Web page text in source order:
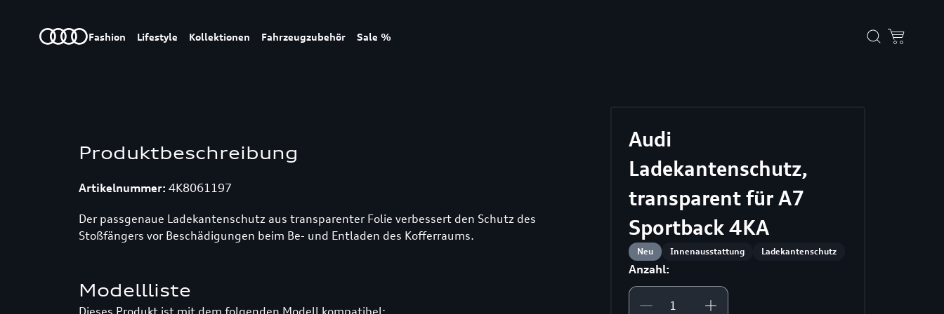
Fashion Lifestyle Kollektionen Fahrzeugzubehör Sale %
Produktbeschreibung
Artikelnummer: 4K8061197
Der passgenaue Ladekantenschutz aus transparenter Folie verbessert den Schutz des
Stoßfängers vor Beschädigungen beim Be- und Entladen des Kofferraums.
Modellliste
Dieses Produkt ist mit dem folgenden Modell kompatibel:
Audi
Ladekantenschutz,
transparent für A7
Sportback 4KA
Neu Innenausstattung Ladekantenschutz
Anzahl: